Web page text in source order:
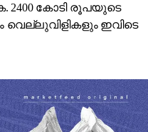
കോടി രൂപയുടെ
വെല്ലുവിളികളും ഇവിടെ